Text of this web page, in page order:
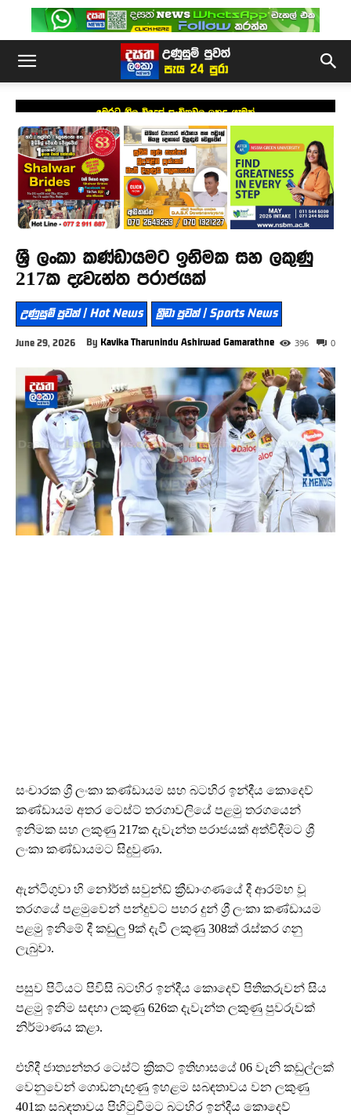
මෙරට නිල විදෙස් සංචිතවල ඉහළ යෑමක්
ශ්‍රී ලංකා කණ්ඩායමට ඉනිමක සහ ලකුණු
217ක දැවැන්ත පරාජයක්
උණුසුම් පුවත් | Hot News ක්‍රීඩා පුවත් | Sports News
June 29, 2026 By Kavika Tharunindu Ashirwad Gamarathne 0
396
සංචාරක ශ්‍රී ලංකා කණ්ඩායම සහ බටහිර ඉන්දීය කොදෙව්
කණ්ඩායම අතර ටෙස්ට් තරගාවලියේ පළමු තරගයෙන්
ඉනිමක සහ ලකුණු 217ක දැවැන්ත පරාජයක් අත්විදීමට ශ්‍රී
ලංකා කණ්ඩායමට සිදුවුණා.
ඇන්ටිගුවා හි නෝර්ත් සවුන්ඩ් ක්‍රීඩාංගණයේ දී ආරම්භ වූ
තරගයේ පළමුවෙන් පන්දුවට පහර දුන් ශ්‍රී ලංකා කණ්ඩායම
පළමු ඉනිමේ දී කඩුලු 9ක් දැවී ලකුණු 308ක් රැස්කර ගනු
ලැබුවා.
පසුව පිටියට පිවිසි බටහිර ඉන්දීය කොදෙව් පිතිකරුවන් සිය
පළමු ඉනිම සඳහා ලකුණු 626ක දැවැන්ත ලකුණු පුවරුවක්
නිර්මාණය කළා.
එහිදී ජාත්‍යන්තර ටෙස්ට් ක්‍රිකට් ඉතිහාසයේ 06 වැනි කඩුල්ලක්
වෙනුවෙන් ගොඩනැඟුණු ඉහළම සබඳතාවය වන ලකුණු
401ක සබඳතාවය පිහිටුවීමට බටහිර ඉන්දීය කොදෙව්